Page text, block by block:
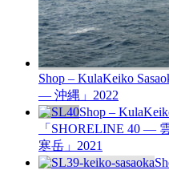
Shop – KulaKeiko
— 沖縄」 2022
Shop – Kula
「SHORELINE 40
寒岳」 2021